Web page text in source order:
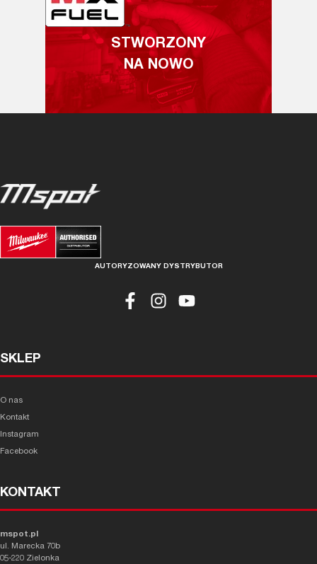
STWORZONY
NA NOWO
AUTORYZOWANY DYSTRYBUTOR
SKLEP
O nas
Kontakt
Instagram
Facebook
KONTAKT
mspot.pl
ul. Marecka 70b
05-220 Zielonka